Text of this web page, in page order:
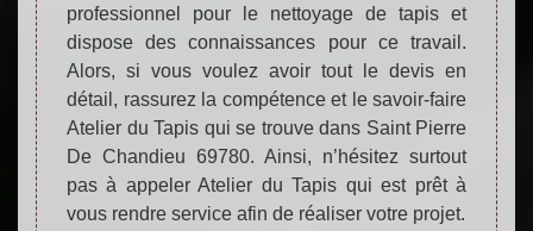
professionnel pour le nettoyage de tapis et
dispose des connaissances pour ce travail.
Alors, si vous voulez avoir tout le devis en
détail, rassurez la compétence et le savoir-faire
Atelier du Tapis qui se trouve dans Saint Pierre
De Chandieu 69780. Ainsi, n’hésitez surtout
pas à appeler Atelier du Tapis qui est prêt à
vous rendre service afin de réaliser votre projet.